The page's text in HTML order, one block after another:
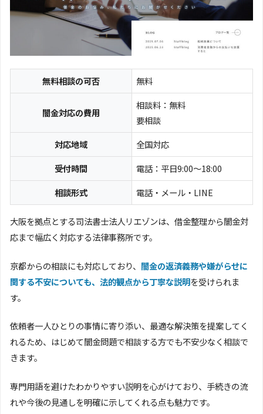
無料相談の可否 無料
闇金対応の費用
相談料：無料
要相談
対応地域
全国対応
受付時間
電話：平日9:00〜18:00
相談形式
電話・メール・LINE
大阪を拠点とする司法書士法人リエゾンは、借金整理から闇金対
応まで幅広く対応する法律事務所です。
京都からの相談にも対応しており、 闇金の返済義務や嫌がらせに
関する不安についても、法的観点から丁寧な説明を受けられま
す。
依頼者一人ひとりの事情に寄り添い、最適な解決策を提案してく
れるため、はじめて闇金問題で相談する方でも不安少なく相談で
きます。
専門用語を避けたわかりやすい説明を心がけており、手続きの流
れや今後の見通しを明確に示してくれる点も魅力です。